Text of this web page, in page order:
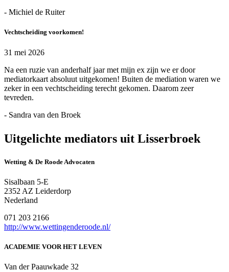
- Michiel de Ruiter
Vechtscheiding voorkomen!
31 mei 2026
Na een ruzie van anderhalf jaar met mijn ex zijn we er door
mediatorkaart absoluut uitgekomen! Buiten de mediation waren we
zeker in een vechtscheiding terecht gekomen. Daarom zeer
tevreden.
- Sandra van den Broek
Uitgelichte mediators uit Lisserbroek
Wetting & De Roode Advocaten
Sisalbaan 5-E
2352 AZ Leiderdorp
Nederland
071 203 2166
http://www.wettingenderoode.nl/
ACADEMIE VOOR HET LEVEN
Van der Paauwkade 32